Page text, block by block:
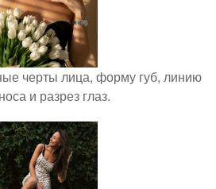
черты лица, форму губ, линию
и разрез глаз.